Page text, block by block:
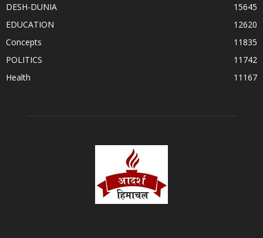
DESH-DUNIA
15645
EDUCATION
12620
Concepts
11835
POLITICS
11742
Health
11167